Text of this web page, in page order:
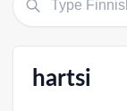
hartsi